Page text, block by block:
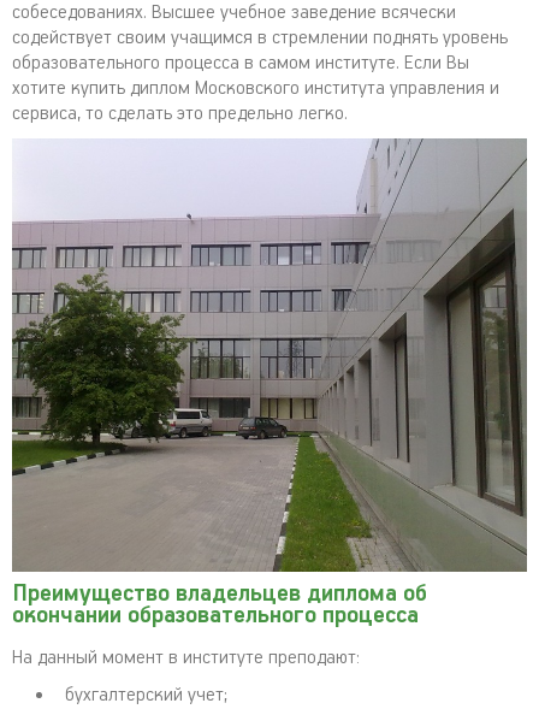
собеседованиях. Высшее учебное заведение всячески
содействует своим учащимся в стремлении поднять уровень
образовательного процесса в самом институте. Если Вы
хотите купить диплом Московского института управления и
сервиса, то сделать это предельно легко.
Преимущество владельцев диплома об
окончании образовательного процесса
На данный момент в институте преподают:
бухгалтерский учет;